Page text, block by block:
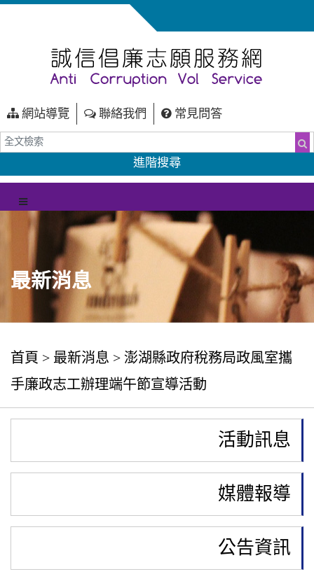
網站導覽 聯絡我們 常見問答
搜
進階搜尋
選單
最新消息
首頁 > 最新消息 > 澎湖縣政府稅務局政風室攜
手廉政志工辦理端午節宣導活動
活動訊息
媒體報導
公告資訊